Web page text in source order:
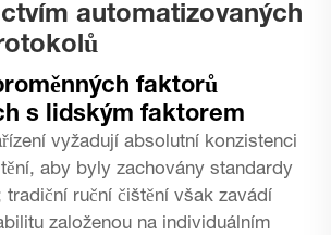
automatizovaných
faktorů
s lidským faktorem
vyžadují absolutní konzistenci
aby byly zachovány standardy
ruční čištění však zavádí
založenou na individuálním